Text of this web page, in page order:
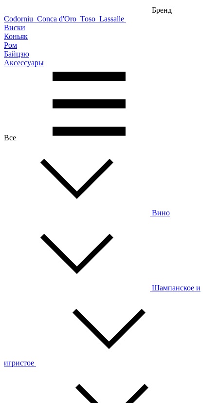
Бренд
Codorniu Conca d'Oro Toso Lassalle
Виски
Коньяк
Ром
Байцзю
Аксессуары
Все
Вино
Шампанское и
игристое